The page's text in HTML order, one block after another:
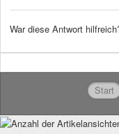
War diese Antwort
Start